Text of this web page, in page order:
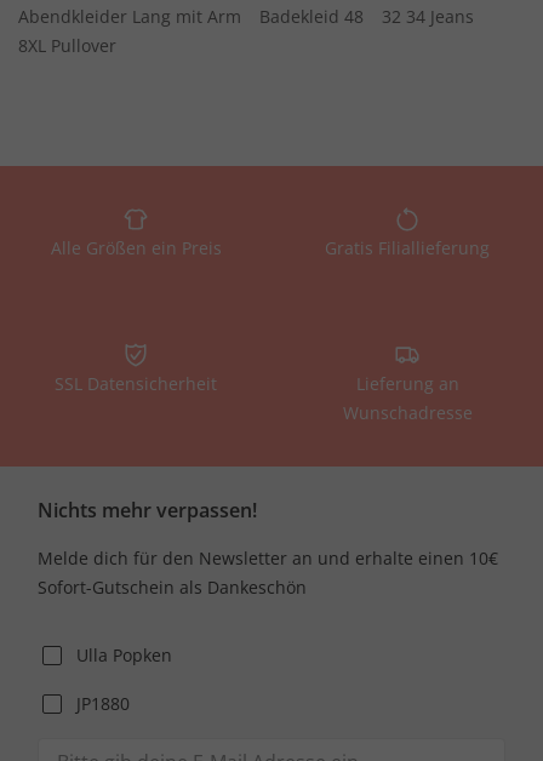
Abendkleider Lang mit Arm
Badekleid 48
32 34 Jeans
8XL Pullover
Alle Größen ein Preis Gratis Filiallieferung
SSL Datensicherheit
Lieferung an
Wunschadresse
Nichts mehr verpassen!
Melde dich für den Newsletter an und erhalte einen 10€
Sofort-Gutschein als Dankeschön
Ulla Popken
JP1880